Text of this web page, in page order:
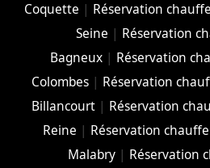
Coquette | Réservation
Seine | Réservation
Bagneux| Réservation
Colombes| Réservation
Billancourt| Réservation
Reine | Réservation
Malabry | Réservation